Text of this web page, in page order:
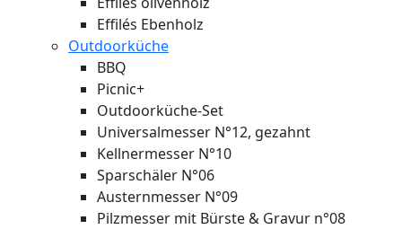
Effilés Ebenholz
Outdoorküche
BBQ
Picnic+
Outdoorküche-Set
Universalmesser N°12, gezahnt
Kellnermesser N°10
Sparschäler N°06
Austernmesser N°09
Pilzmesser mit Bürste & Gravur n°08